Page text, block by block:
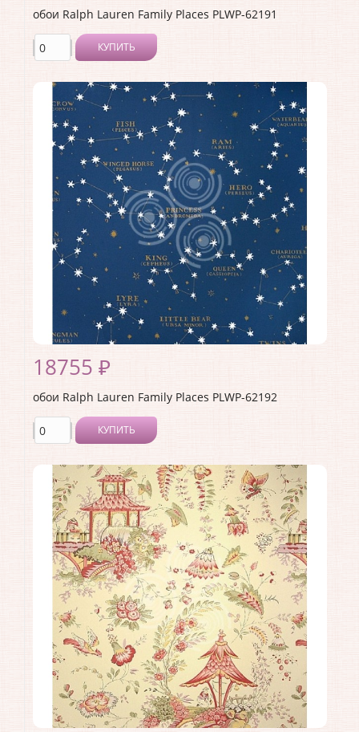
обои Ralph Lauren Family Places PLWP-62191
КУПИТЬ
Производитель:Ralph Lauren
Коллекция:Family Places
Длина рулона:10
Ширина рулона:0.68
Материал покрытия:<>
Страна: США
Материал основы:Бумага
Раппорт: <>
18755 ₽
обои Ralph Lauren Family Places PLWP-62192
КУПИТЬ
Коллекция:Family Places
Длина рулона:10
Ширина рулона:0.68
Материал покрытия:<>
Страна:США
Материал основы:Бумага
Раппорт:68